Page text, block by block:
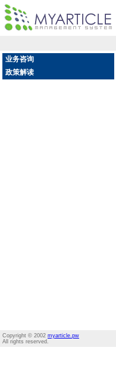
业务咨询
政策解读
Copyright © 2002 myarticle.pw
All rights reserved.